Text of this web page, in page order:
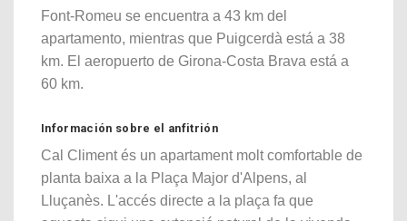
Font-Romeu se encuentra a 43 km del
apartamento, mientras que Puigcerdà está a 38
km. El aeropuerto de Girona-Costa Brava está a
60 km.
Información sobre el anfitrión
Cal Climent és un apartament molt comfortable de
planta baixa a la Plaça Major d'Alpens, al
Lluçanès. L'accés directe a la plaça fa que